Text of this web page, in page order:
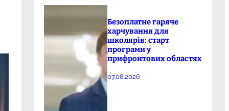
Безоплатне гаряче
харчування для
школярів: старт
програми у
прифронтових областях
07.08.2026